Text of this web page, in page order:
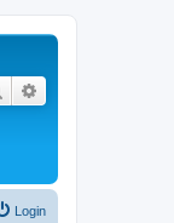
Search
Login